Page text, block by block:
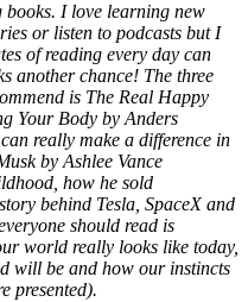
books. I love learning new
or listen to podcasts but I
of reading every day can
another chance! The three
is The Real Happy
Your Body by Anders
really make a difference in
by Ashlee Vance
how he sold
behind Tesla, SpaceX and
should read is
world really looks like today,
will be and how our instincts
presented).